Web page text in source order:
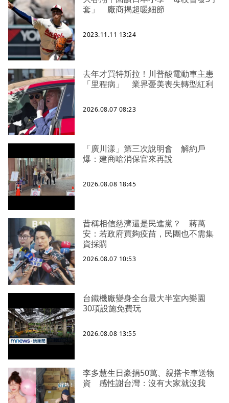
套」 廠商揭超暖細節
2023.11.11 13:24
去年才買特斯拉！川普酸電動車主患
「里程病」 業界憂美喪失轉型紅利
2026.08.07 08:23
「廣川漾」第三次說明會 解約戶
爆：建商嗆消保官來再說
2026.08.08 18:45
昔稱相信慈濟還是民進黨？ 蔣萬
安：若政府買夠疫苗，民團也不需集
資採購
2026.08.07 10:53
台鐵機廠變身全台最大半室內樂園
30項設施免費玩
2026.08.08 13:55
李多慧生日豪捐50萬、親搭卡車送物
資 感性謝台灣：沒有大家就沒我